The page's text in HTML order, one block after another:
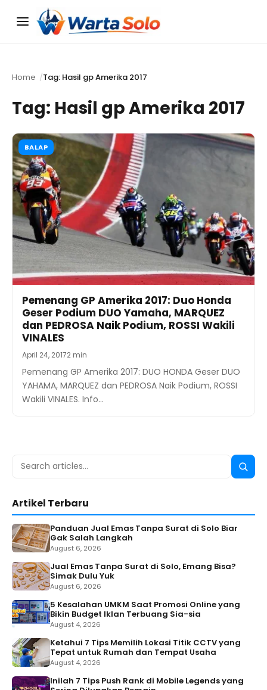
Menu
Home Tag: Hasil gp Amerika 2017
Tag: Hasil gp Amerika 2017
BALAP
Pemenang GP Amerika 2017: Duo Honda
Geser Podium DUO Yamaha, MARQUEZ
dan PEDROSA Naik Podium, ROSSI Wakili
VINALES
April 24, 20172 min
Pemenang GP Amerika 2017: DUO HONDA Geser DUO
YAHAMA, MARQUEZ dan PEDROSA Naik Podium, ROSSI
Wakili VINALES. Info…
Search
Search
Artikel Terbaru
Panduan Jual Emas Tanpa Surat di Solo Biar
Gak Salah Langkah
August 6, 2026
Jual Emas Tanpa Surat di Solo, Emang Bisa?
Simak Dulu Yuk
August 6, 2026
5 Kesalahan UMKM Saat Promosi Online yang
Bikin Budget Iklan Terbuang Sia-sia
August 4, 2026
Ketahui 7 Tips Memilih Lokasi Titik CCTV yang
Tepat untuk Rumah dan Tempat Usaha
August 4, 2026
Inilah 7 Tips Push Rank di Mobile Legends yang